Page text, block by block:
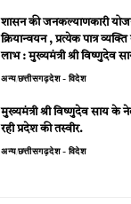
शासन की जनकल्याणकारी
क्रियान्वयन , प्रत्येक पात्र
लाभ : मुख्यमंत्री श्री विष्णुदेव
अन्यछत्तीसगढ़देश - विदेश
मुख्यमंत्री श्री विष्णुदेव साय के
रही प्रदेश की तस्वीर.
अन्यछत्तीसगढ़देश - विदेश